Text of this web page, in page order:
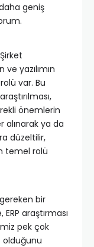
geniş
ve yazılımın
var. Bu
önemlerin
alınarak ya da
düzeltilir,
temel rolü
bir
araştırması
pek çok
olduğunu